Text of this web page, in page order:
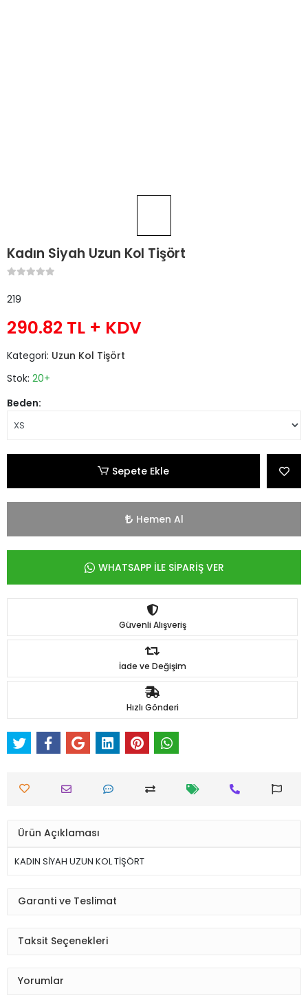
Kadın Siyah Uzun Kol Tişört
219
290.82 TL + KDV
Kategori: Uzun Kol Tişört
Stok: 20+
Beden:
Sepete Ekle
Hemen Al
WHATSAPP İLE SİPARİŞ VER
Güvenli Alışveriş
İade ve Değişim
Hızlı Gönderi
Ürün Açıklaması
KADIN SİYAH UZUN KOL TİŞÖRT
Garanti ve Teslimat
Taksit Seçenekleri
Yorumlar